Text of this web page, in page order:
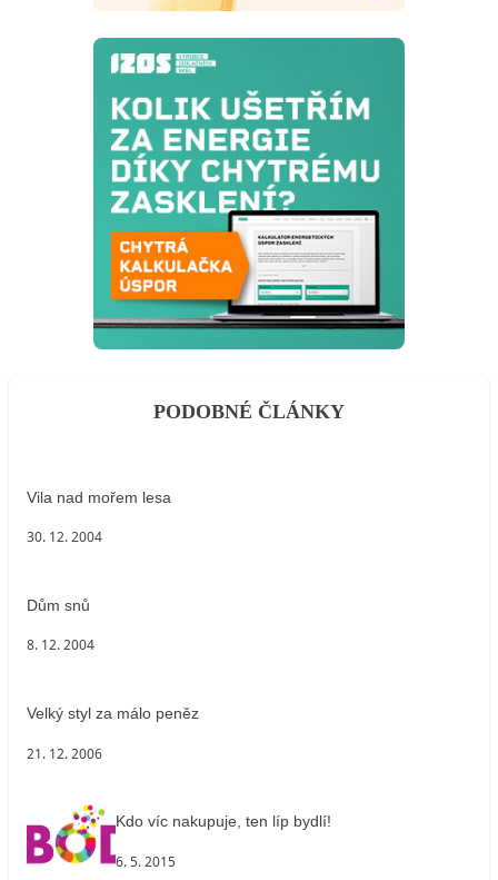
PODOBNÉ ČLÁNKY
Vila nad mořem lesa
30. 12. 2004
Dům snů
8. 12. 2004
Velký styl za málo peněz
21. 12. 2006
Kdo víc nakupuje, ten líp bydlí!
6. 5. 2015